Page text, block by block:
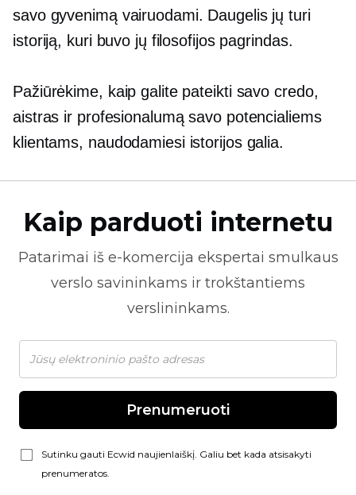
savo gyvenimą vairuodami. Daugelis jų turi
istoriją, kuri buvo jų filosofijos pagrindas.
Pažiūrėkime, kaip galite pateikti savo credo,
aistras ir profesionalumą savo potencialiems
klientams, naudodamiesi istorijos galia.
Kaip parduoti internetu
Patarimai iš e-komercija ekspertai smulkaus
verslo savininkams ir trokštantiems
verslininkams.
Prenumeruoti
Sutinku gauti Ecwid naujienlaiškį. Galiu bet kada atsisakyti
prenumeratos.